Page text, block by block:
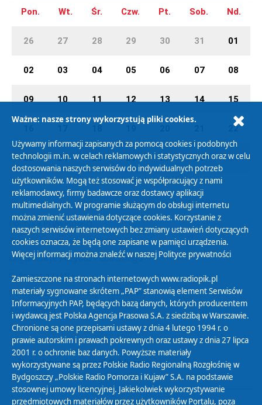
Pon. Wt. Śr. Czw. Pt. Sob. Nd.
26 27 28 29 30 31 01
02 03 04 05 06 07 08
09 10 11 12 13 14 15
22
23 24 25 26 27 28 01
Polityka Prywatności
Zasady korzystania z Serwisu
Organizacje Pożytku Publicznego
Cyfryzacja DAB+
Polityka ochrony danych osobowych
Abonament
Zamówienia publiczne
Biuletyn Informacji Publicznej
Ważne: nasze strony wykorzystują pliki cookies.
Używamy informacji zapisanych za pomocą cookies i podobnych
technologii m.in. w celach reklamowych i statystycznych oraz w celu
dostosowania naszych serwisów do indywidualnych potrzeb
użytkowników. Mogą też stosować je współpracujący z nami
reklamodawcy, firmy badawcze oraz dostawcy aplikacji
multimedialnych. W programie służącym do obsługi internetu
można zmienić ustawienia dotyczące cookies. Korzystanie z
naszych serwisów internetowych bez zmiany ustawień dotyczących
cookies oznacza, że będą one zapisane w pamięci urządzenia.
Więcej informacji można znaleźć w naszej Polityce prywatności
Zamieszczone na stronach internetowych www.radiopik.pl
materiały sygnowane skrótem „PAP” stanowią element Serwisów
Informacyjnych PAP, będących bazą danych, których producentem
i wydawcą jest Polska Agencja Prasowa S.A. z siedzibą w Warszawie.
Chronione są one przepisami ustawy z dnia 4 lutego 1994 r. o
prawie autorskim i prawach pokrewnych oraz ustawy z dnia 27 lipca
2001 r. o ochronie baz danych. Powyższe materiały
wykorzystywane są przez Polskie Radio Regionalną Rozgłośnię w
Bydgoszczy „Polskie Radio Pomorza i Kujaw” S.A. na podstawie
stosownej umowy licencyjnej. Jakiekolwiek wykorzystywanie
przedmiotowych materiałów przez użytkowników Portalu, poza